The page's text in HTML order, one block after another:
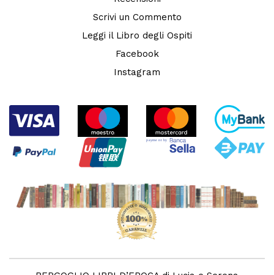
Scrivi un Commento
Leggi il Libro degli Ospiti
Facebook
Instagram